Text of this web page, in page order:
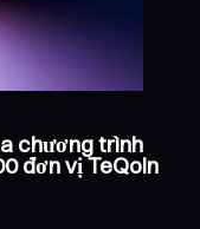
chương trình
đơn vị TeQoin